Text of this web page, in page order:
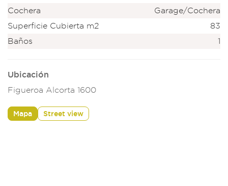
Cochera
Garage/Cochera
Superficie Cubierta m2
83
Baños
1
Ubicación
Figueroa Alcorta 1600
Mapa Street view